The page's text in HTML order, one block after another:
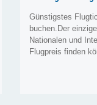
Günstigstes
buchen.Der
Nationalen und
Flugpreis finden